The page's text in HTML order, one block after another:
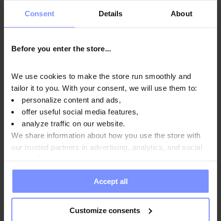
Consent Details About
Before you enter the store...
We use cookies to make the store run smoothly and
tailor it to you. With your consent, we will use them to:
personalize content and ads,
offer useful social media features,
analyze traffic on our website.
We share information about how you use the store with
our trusted partners in advertising, analytics, and social
information you have provided to them or that they have
collected when you use their services. Do you agree?
Accept all
Customize consents
1 порція = 2,5 мірні ложки = 30 г.
що забезпечує безпроблемне споживання дієтичної
OstroVit 100% Whey Protein -
джерело високоякісного білка
виробляється з сироватки, яка є
побічним продуктом виробництва сиру. Це тваринне
концентрат сироваткового білка (WPC), гідролізат
сироваткового білка (WPH) та ізолят сироваткового білка
концентрат сироваткових білків з молока, які відрізняються